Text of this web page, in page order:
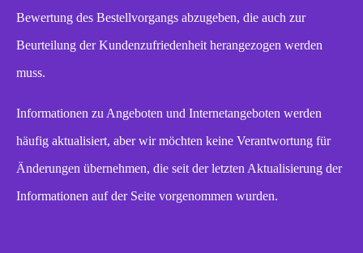
Bewertung des Bestellvorgangs abzugeben, die auch zur
Beurteilung der Kundenzufriedenheit herangezogen werden
muss.
Informationen zu Angeboten und Internetangeboten werden
häufig aktualisiert, aber wir möchten keine Verantwortung für
Änderungen übernehmen, die seit der letzten Aktualisierung der
Informationen auf der Seite vorgenommen wurden.